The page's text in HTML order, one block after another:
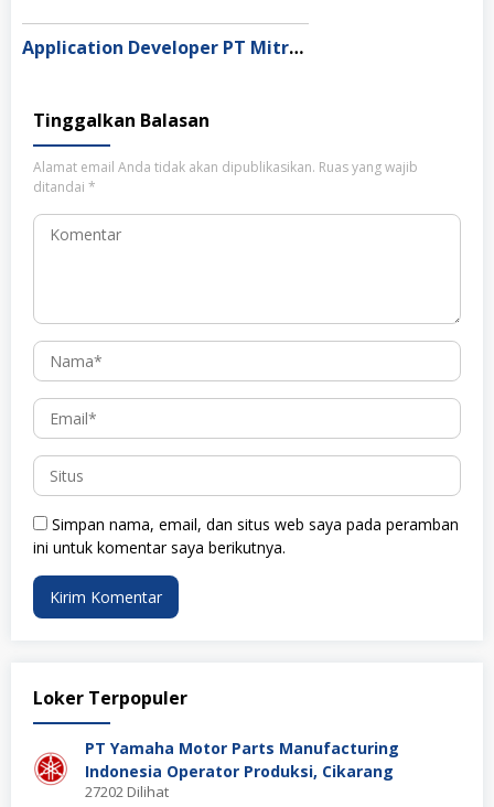
Application Developer PT Mitra Integrasi Informatika, Jakarta
Tinggalkan Balasan
Alamat email Anda tidak akan dipublikasikan. Ruas yang wajib
ditandai *
Simpan nama, email, dan situs web saya pada peramban
ini untuk komentar saya berikutnya.
Loker Terpopuler
PT Yamaha Motor Parts Manufacturing
Indonesia Operator Produksi, Cikarang
27202 Dilihat